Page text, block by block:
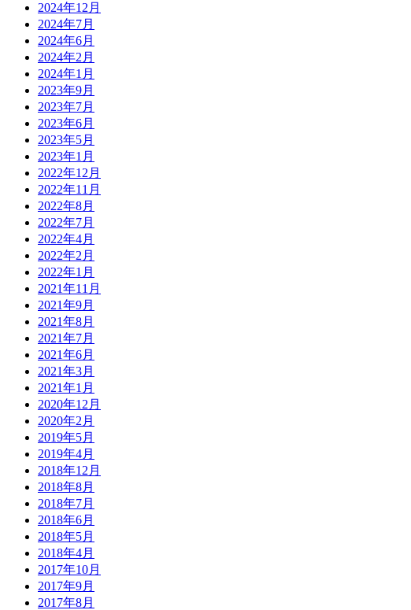
2024年12月
2024年7月
2024年6月
2024年2月
2024年1月
2023年9月
2023年7月
2023年6月
2023年5月
2023年1月
2022年12月
2022年11月
2022年8月
2022年7月
2022年4月
2022年2月
2022年1月
2021年11月
2021年9月
2021年8月
2021年7月
2021年6月
2021年3月
2021年1月
2020年12月
2020年2月
2019年5月
2019年4月
2018年12月
2018年8月
2018年7月
2018年6月
2018年5月
2018年4月
2017年10月
2017年9月
2017年8月